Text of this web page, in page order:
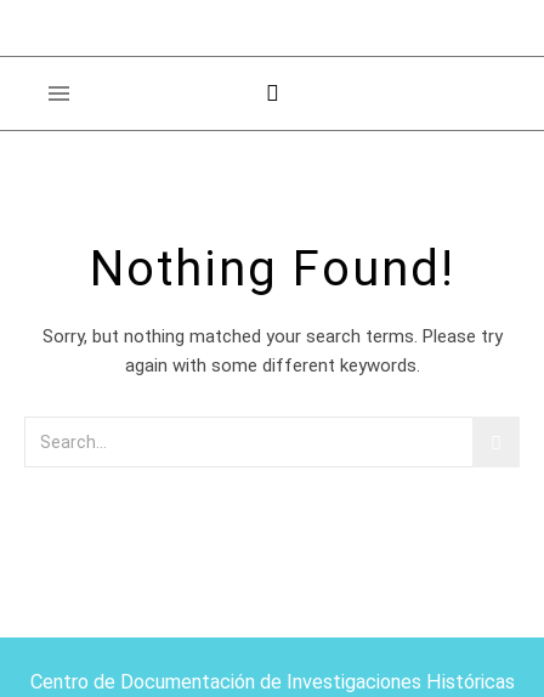
Nothing Found!
Sorry, but nothing matched your search terms. Please try
again with some different keywords.
Centro de Documentación de Investigaciones Históricas